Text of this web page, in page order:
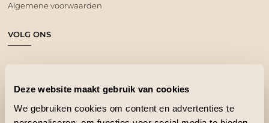
Deze website maakt gebruik van cookies
We gebruiken cookies om content en advertenties te
Algemene voorwaarden
VOLG ONS